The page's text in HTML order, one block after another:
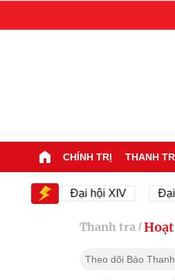
CHÍNH TRỊ THANH
Đại hội XIV Đại hội
Thanh tra /
Theo dõi Báo